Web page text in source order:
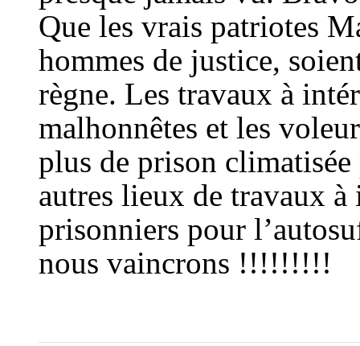
Que les vrais patriotes
hommes de justice,
règne. Les travaux à
malhonnêtes et les
plus de prison
autres lieux de travaux
prisonniers pour
nous vaincrons !!!!!!!!!